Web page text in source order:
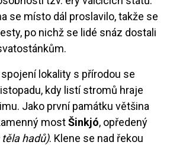
se místo dál proslavilo, takže se
po nichž se lidé snáz dostali
lokality s přírodou se
kdy listí stromů hraje
Jako první památku většina
mostŠinkjó, opředený
těla hadů). Klene se nad řekou